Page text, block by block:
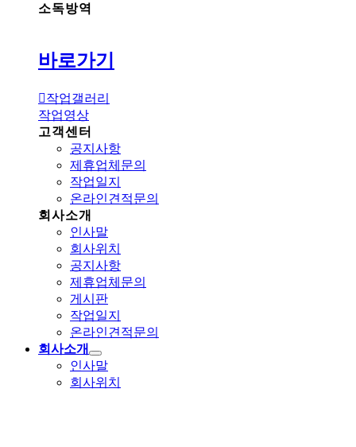
소독방역
바로가기
작업갤러리
작업영상
고객센터
공지사항
제휴업체문의
작업일지
온라인견적문의
회사소개
인사말
회사위치
공지사항
제휴업체문의
게시판
작업일지
온라인견적문의
회사소개
인사말
회사위치